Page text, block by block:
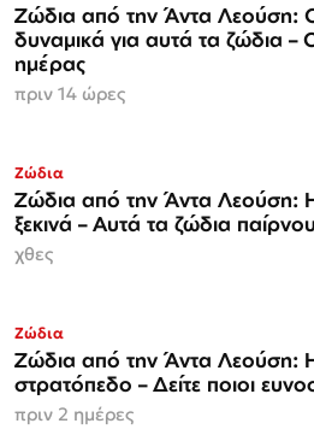
Ζώδια από την Άντα Λεούση:
δυναμικά για αυτά τα ζώδια –
ημέρας
πριν 14 ώρες
Ζώδια
Ζώδια από την Άντα Λεούση:
ξεκινά – Αυτά τα ζώδια
χθες
Ζώδια
Ζώδια από την Άντα Λεούση: Η
στρατόπεδο – Δείτε ποιοι
πριν 2 ημέρες